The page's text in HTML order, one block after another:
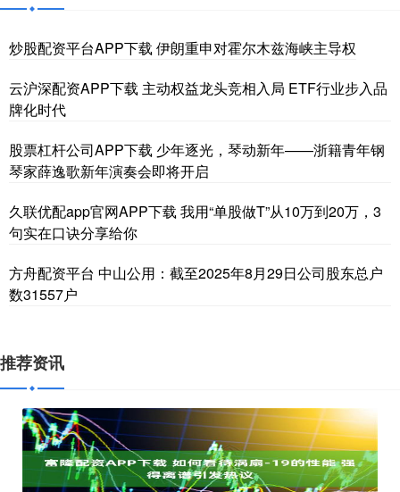
炒股配资平台APP下载 伊朗重申对霍尔木兹海峡主导权
云沪深配资APP下载 主动权益龙头竞相入局 ETF行业步入品
牌化时代
股票杠杆公司APP下载 少年逐光，琴动新年——浙籍青年钢
琴家薛逸歌新年演奏会即将开启
久联优配app官网APP下载 我用“单股做T”从10万到20万，3
句实在口诀分享给你
方舟配资平台 中山公用：截至2025年8月29日公司股东总户
数31557户
推荐资讯